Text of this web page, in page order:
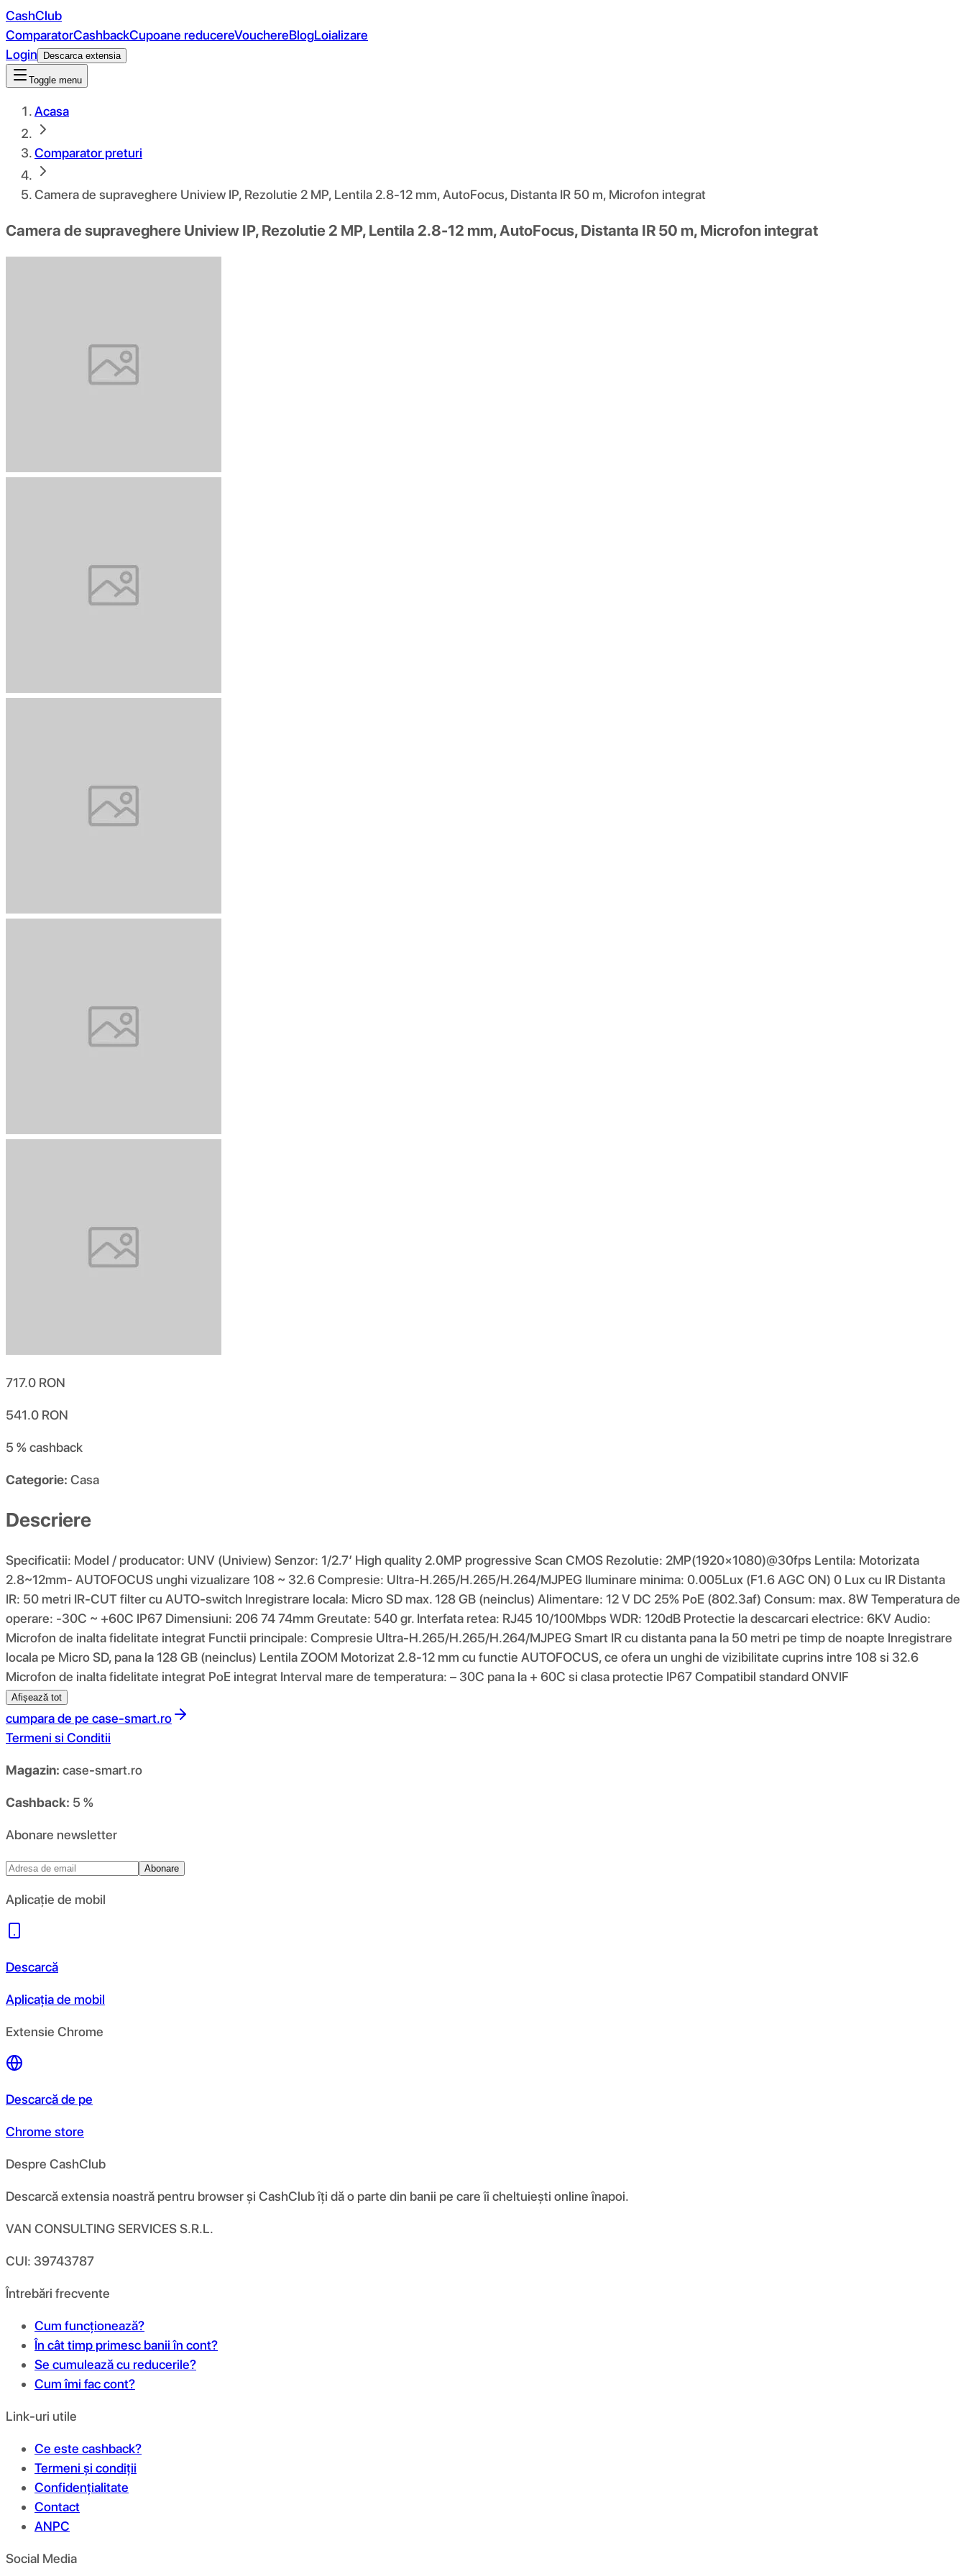
CashClub
ComparatorCashbackCupoane reducereVouchereBlogLoializare
Login
Descarca extensia
Toggle menu
Acasa
Comparator preturi
Camera de supraveghere Uniview IP, Rezolutie 2 MP, Lentila 2.8-12 mm, AutoFocus, Distanta IR 50 m, Microfon integrat
Camera de supraveghere Uniview IP, Rezolutie 2 MP, Lentila 2.8-12 mm, AutoFocus, Distanta IR 50 m, Microfon integrat
717.0 RON
541.0 RON
5 %cashback
Categorie: Casa
Descriere
Specificatii: Model / producator: UNV (Uniview) Senzor: 1/2.7′ High quality 2.0MP progressive Scan CMOS Rezolutie: 2MP(1920×1080)@30fps Lentila: Motorizata
2.8~12mm- AUTOFOCUS unghi vizualizare 108 ~ 32.6 Compresie: Ultra-H.265/H.265/H.264/MJPEG Iluminare minima: 0.005Lux (F1.6 AGC ON) 0 Lux cu IR Distanta
IR: 50 metri IR-CUT filter cu AUTO-switch Inregistrare locala: Micro SD max. 128 GB (neinclus) Alimentare: 12 V DC 25% PoE (802.3af) Consum: max. 8W Temperatura de
operare: -30C ~ +60C IP67 Dimensiuni: 206 74 74mm Greutate: 540 gr. Interfata retea: RJ45 10/100Mbps WDR: 120dB Protectie la descarcari electrice: 6KV Audio:
Microfon de inalta fidelitate integrat Functii principale: Compresie Ultra-H.265/H.265/H.264/MJPEG Smart IR cu distanta pana la 50 metri pe timp de noapte Inregistrare
locala pe Micro SD, pana la 128 GB (neinclus) Lentila ZOOM Motorizat 2.8-12 mm cu functie AUTOFOCUS, ce ofera un unghi de vizibilitate cuprins intre 108 si 32.6
Microfon de inalta fidelitate integrat PoE integrat Interval mare de temperatura: – 30C pana la + 60C si clasa protectie IP67 Compatibil standard ONVIF
Afișează tot
cumpara de pe case-smart.ro
Termeni si Conditii
Magazin: case-smart.ro
Cashback: 5 %
Abonare newsletter
Abonare
Aplicație de mobil
Descarcă
Aplicația de mobil
Extensie Chrome
Descarcă de pe
Chrome store
Despre CashClub
Descarcă extensia noastră pentru browser și CashClub îți dă o parte din banii pe care îi cheltuiești online înapoi.
VAN CONSULTING SERVICES S.R.L.
CUI: 39743787
Întrebări frecvente
Cum funcționează?
În cât timp primesc banii în cont?
Se cumulează cu reducerile?
Cum îmi fac cont?
Link-uri utile
Ce este cashback?
Termeni și condiții
Confidențialitate
Contact
ANPC
Social Media